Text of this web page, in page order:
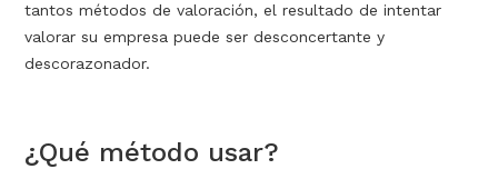
tantos métodos de valoración, el resultado de intentar
valorar su empresa puede ser desconcertante y
descorazonador.
¿Qué método usar?